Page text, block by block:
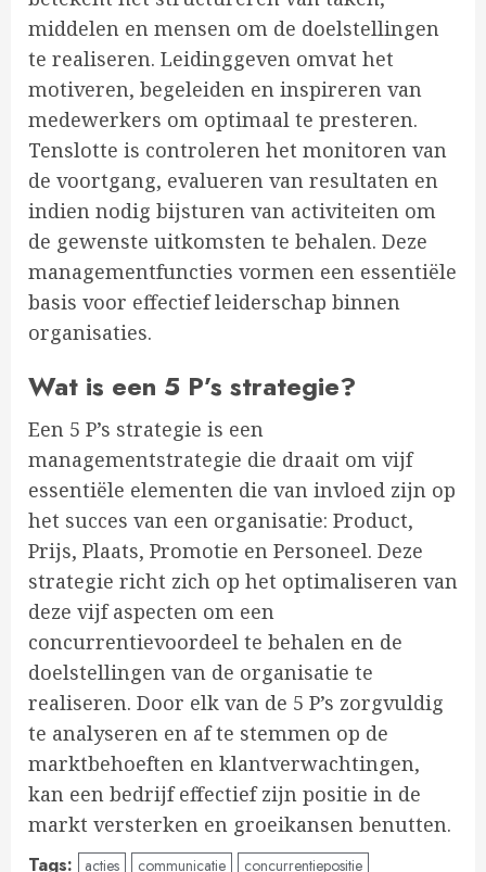
middelen en mensen om de doelstellingen
te realiseren. Leidinggeven omvat het
motiveren, begeleiden en inspireren van
medewerkers om optimaal te presteren.
Tenslotte is controleren het monitoren van
de voortgang, evalueren van resultaten en
indien nodig bijsturen van activiteiten om
de gewenste uitkomsten te behalen. Deze
managementfuncties vormen een essentiële
basis voor effectief leiderschap binnen
organisaties.
Wat is een 5 P’s strategie?
Een 5 P’s strategie is een
managementstrategie die draait om vijf
essentiële elementen die van invloed zijn op
het succes van een organisatie: Product,
Prijs, Plaats, Promotie en Personeel. Deze
strategie richt zich op het optimaliseren van
deze vijf aspecten om een
concurrentievoordeel te behalen en de
doelstellingen van de organisatie te
realiseren. Door elk van de 5 P’s zorgvuldig
te analyseren en af te stemmen op de
marktbehoeften en klantverwachtingen,
kan een bedrijf effectief zijn positie in de
markt versterken en groeikansen benutten.
Tags: acties communicatie concurrentiepositie